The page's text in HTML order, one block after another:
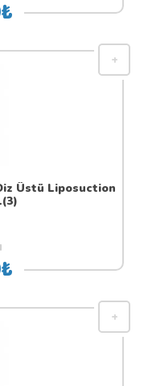
Üstü Liposuction